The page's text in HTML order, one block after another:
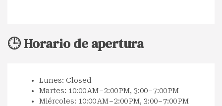
🕒 Horario de apertura
Lunes: Closed
Martes: 10:00 AM – 2:00 PM, 3:00 – 7:00 PM
Miércoles: 10:00 AM – 2:00 PM, 3:00 – 7:00 PM